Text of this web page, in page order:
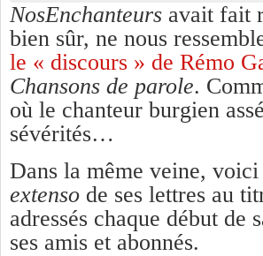
NosEnchanteurs avait fait
bien sûr, ne nous
le « discours » de Rémo
Chansons de parole.
où le chanteur burgien
sévérités…
Dans la même veine,
extenso de ses lettres au
adressés chaque début de
ses amis et abonnés.